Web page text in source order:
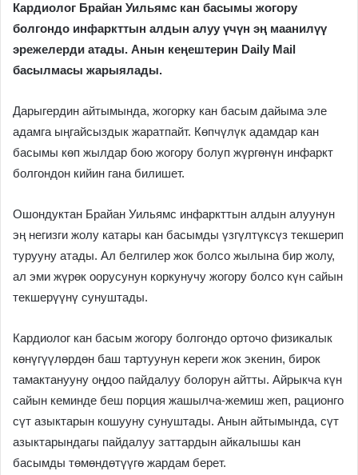
Кардиолог Брайан Уильямс кан басымы жогору
болгондо инфаркттын алдын алуу үчүн эң маанилүү
эрежелерди атады. Анын кеңештерин Daily Mail
басылмасы жарыялады.
Дарыгердин айтымында, жогорку кан басым дайыма эле
адамга ыңгайсыздык жаратпайт. Көпчүлүк адамдар кан
басымы көп жылдар бою жогору болуп жүргөнүн инфаркт
болгондон кийин гана билишет.
Ошондуктан Брайан Уильямс инфаркттын алдын алуунун
эң негизги жолу катары кан басымды үзгүлтүксүз текшерип
турууну атады. Ал белгилер жок болсо жылына бир жолу,
ал эми жүрөк оорусунун коркунучу жогору болсо күн сайын
текшерүүнү сунуштады.
Кардиолог кан басым жогору болгондо орточо физикалык
көнүгүүлөрдөн баш тартуунун кереги жок экенин, бирок
тамактанууну оңдоо пайдалуу болорун айтты. Айрыкча күн
сайын кеминде беш порция жашылча-жемиш жеп, рационго
сүт азыктарын кошууну сунуштады. Анын айтымында, сүт
азыктарындагы пайдалуу заттардын айкалышы кан
басымды төмөндөтүүгө жардам берет.